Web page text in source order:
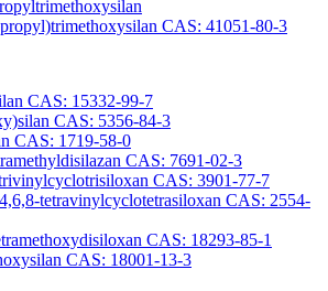
CAS: 41051-80-3
CAS: 15332-99-7
CAS: 5356-84-3
CAS: 1719-58-0
CAS: 7691-02-3
CAS: 3901-77-7
tetravinylcyclotetrasiloxan CAS: 2554-
CAS: 18293-85-1
CAS: 18001-13-3